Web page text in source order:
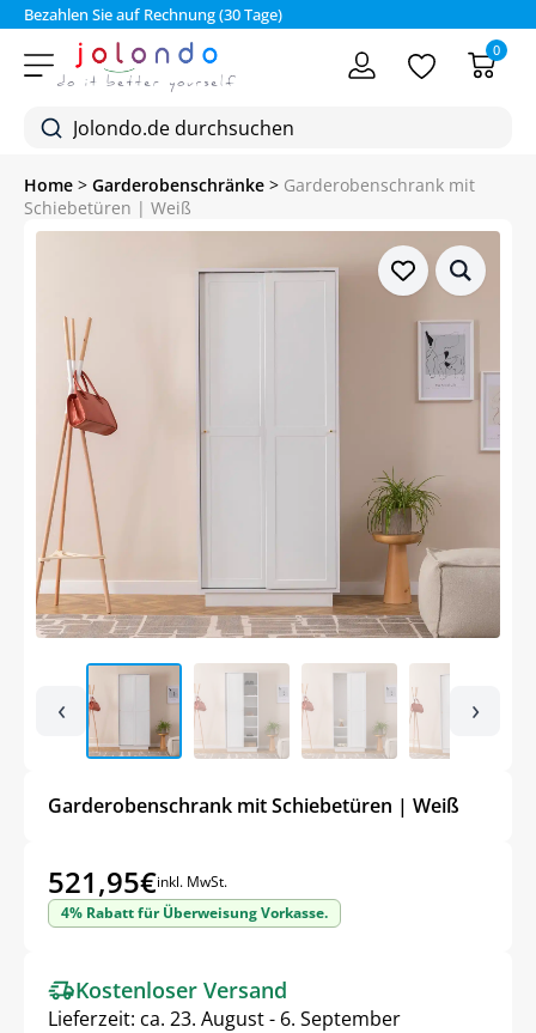
Bezahlen Sie auf Rechnung (30 Tage)
0
Home > Garderobenschränke > Garderobenschrank mit
Schiebetüren | Weiß
‹ ›
Garderobenschrank mit Schiebetüren | Weiß
521,95€inkl. MwSt.
4% Rabatt für Überweisung Vorkasse.
Kostenloser Versand
Lieferzeit: ca. 23. August - 6. September